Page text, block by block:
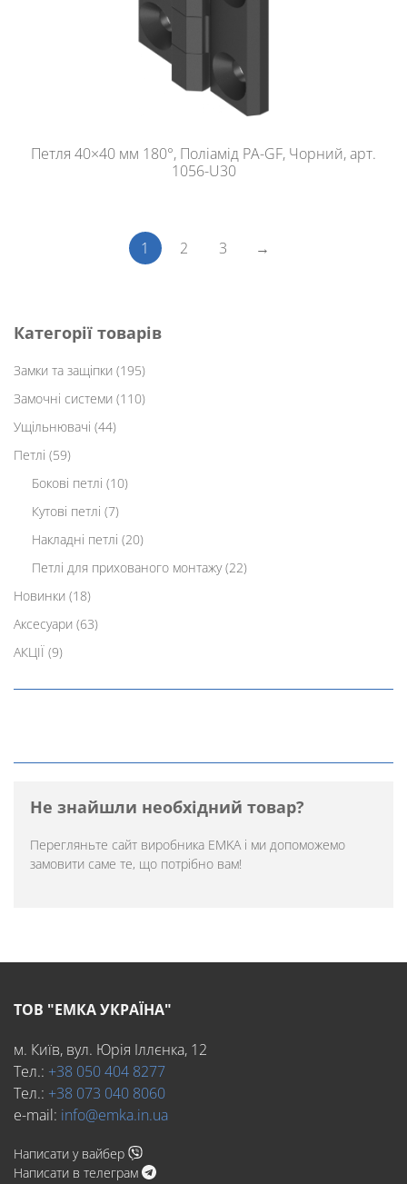
Петля 40×40 мм 180°, Поліамід PA-GF, Чорний, арт.
1056-U30
1 2 3 →
Категорії товарів
Замки та защіпки (195)
Замочні системи (110)
Ущільнювачі (44)
Петлі (59)
Бокові петлі (10)
Кутові петлі (7)
Накладні петлі (20)
Петлі для прихованого монтажу (22)
Новинки (18)
Аксесуари (63)
АКЦІЇ (9)
Не знайшли необхідний товар?
Перегляньте сайт виробника EMKAі ми допоможемо
замовити саме те, що потрібно вам!
ТОВ "ЕМКА УКРАЇНА"
м. Київ, вул. Юрія Іллєнка, 12
Тел.: +38 050 404 8277
Тел.: +38 073 040 8060
e-mail: info@emka.in.ua
Написати у вайбер
Написати в телеграм